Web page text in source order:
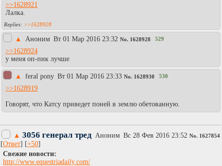
>>1628921
Лалка.
>>1628928
▲ Аноним Вт 01 Мар 2016 23:32 No. 1628928 529
>>1628924
у меня оп-пик лучше
▲ feral pony Вт 01 Мар 2016 23:33 No. 1628930 530
>>1628919
Говорят, что Катсу приведет поней в землю обетованную.
▲ 3056 генерал тред Аноним Вc 28 Фев 2016 23:52 No. 1627854
[Ответ] [+50]
Свежие новости:
http://www.equestriadaily.com/